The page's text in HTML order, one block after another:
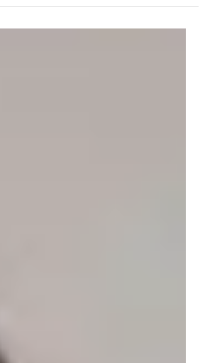
abogado cucuteño detenido en una